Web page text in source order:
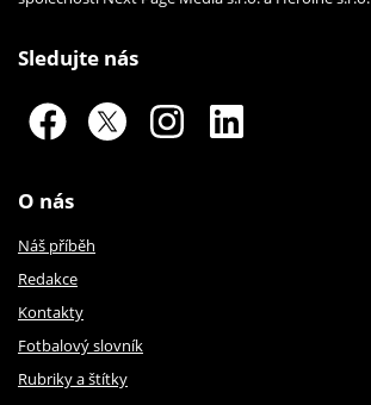
Sledujte nás
O nás
Náš příběh
Redakce
Kontakty
Fotbalový slovník
Rubriky a štítky